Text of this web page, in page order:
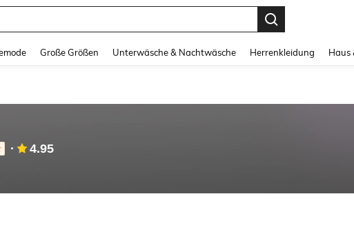
Große Größen Unterwäsche & Nachtwäsche Herrenkleidung Haus
4.95